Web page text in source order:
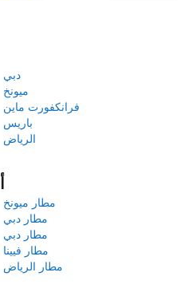
دبي
ميونخ
فرانكفورت ماين
باريس
الرياض
مطار ميونخ
مطار دبي
مطار دبي
مطار فيينا
مطار الرياض